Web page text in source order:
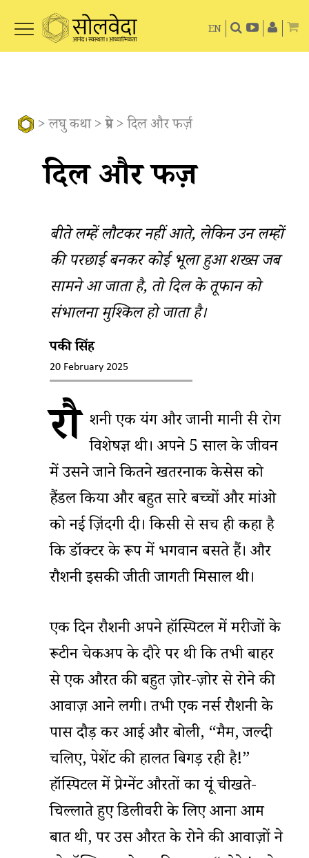
EN
>लघु कथा>प्रेम> दिल और फर्ज़
दिल और फर्ज़
बीते लम्हें लौटकर नहीं आते, लेकिन उन लम्हों
की परछाई बनकर कोई भूला हुआ शख्स जब
सामने आ जाता है, तो दिल के तूफान को
संभालना मुश्किल हो जाता है।
पिंकी सिंह
20 February 2025
रौ शनी एक यंग और जानी मानी स्त्री रोग
विशेषज्ञ थी। अपने 5 साल के जीवन
में उसने जाने कितने खतरनाक केसेस को
हैंडल किया और बहुत सारे बच्चों और मांओ
को नई ज़िंदगी दी। किसी से सच ही कहा है
कि डॉक्टर के रूप में भगवान बसते हैं। और
रौशनी इसकी जीती जागती मिसाल थी।
एक दिन रौशनी अपने हॉस्पिटल में मरीजों के
रूटीन चेकअप के दौरे पर थी कि तभी बाहर
से एक औरत की बहुत ज़ोर-ज़ोर से रोने की
आवाज़ आने लगी। तभी एक नर्स रौशनी के
पास दौड़ कर आई और बोली, “मैम, जल्दी
चलिए, पेशेंट की हालत बिगड़ रही है!”
हॉस्पिटल में प्रेग्नेंट औरतों का यूं चीखते-
चिल्लाते हुए डिलीवरी के लिए आना आम
बात थी, पर उस औरत के रोने की आवाज़ों ने